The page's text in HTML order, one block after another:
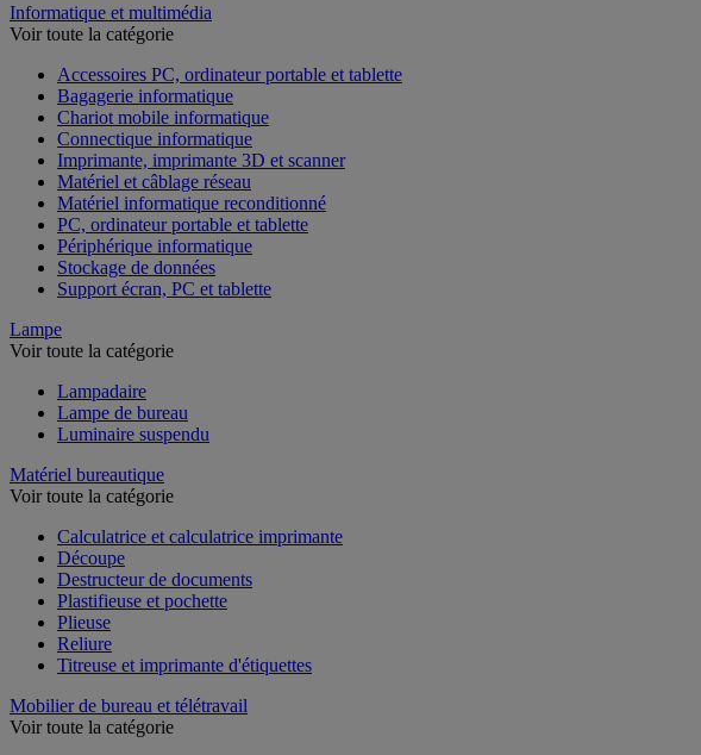
Informatique et multimédia
Voir toute la catégorie
Accessoires PC, ordinateur portable et tablette
Bagagerie informatique
Chariot mobile informatique
Connectique informatique
Imprimante, imprimante 3D et scanner
Matériel et câblage réseau
Matériel informatique reconditionné
PC, ordinateur portable et tablette
Périphérique informatique
Stockage de données
Support écran, PC et tablette
Lampe
Voir toute la catégorie
Lampadaire
Lampe de bureau
Luminaire suspendu
Matériel bureautique
Voir toute la catégorie
Calculatrice et calculatrice imprimante
Découpe
Destructeur de documents
Plastifieuse et pochette
Plieuse
Reliure
Titreuse et imprimante d'étiquettes
Mobilier de bureau et télétravail
Voir toute la catégorie